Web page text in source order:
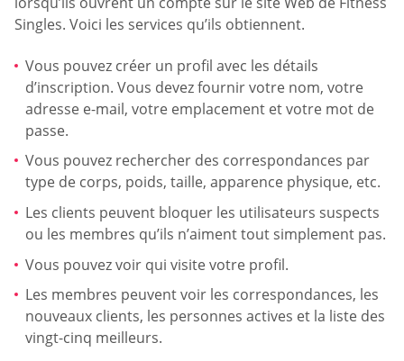
Singles. Voici les services qu’ils obtiennent.
Vous pouvez créer un profil avec les détails
d’inscription. Vous devez fournir votre nom, votre
adresse e-mail, votre emplacement et votre mot de
passe.
Vous pouvez rechercher des correspondances par
type de corps, poids, taille, apparence physique, etc.
Les clients peuvent bloquer les utilisateurs suspects
ou les membres qu’ils n’aiment tout simplement pas.
Vous pouvez voir qui visite votre profil.
Les membres peuvent voir les correspondances, les
nouveaux clients, les personnes actives et la liste des
vingt-cinq meilleurs.